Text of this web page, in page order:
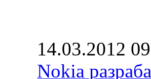
14.03.2012
Nokia